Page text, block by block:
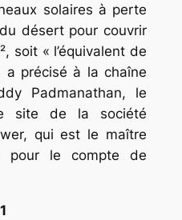
solaires à perte
désert pour couvrir
soit « l’équivalent de
précisé à la chaîne
Padmanathan, le
site de la société
qui est le maître
pour le compte de